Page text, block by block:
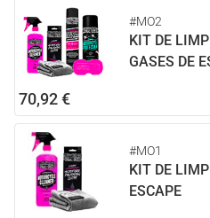
#MO2
KIT DE
GASES DE
70,92 €
#MO1
KIT DE
ESCAPE